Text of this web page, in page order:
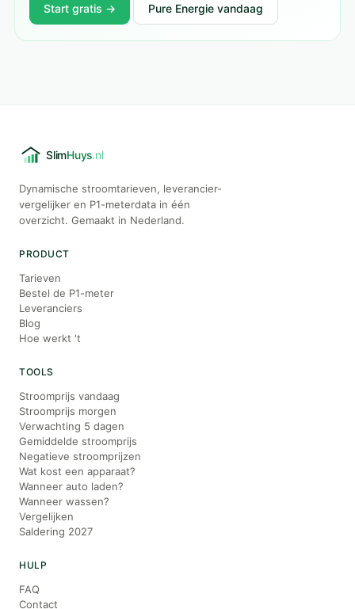
Start gratis → Pure Energie vandaag
Dynamische stroomtarieven, leverancier-
vergelijker en P1-meterdata in één
overzicht. Gemaakt in Nederland.
PRODUCT
Tarieven
Bestel de P1-meter
Leveranciers
Blog
Hoe werkt 't
TOOLS
Stroomprijs vandaag
Stroomprijs morgen
Verwachting 5 dagen
Gemiddelde stroomprijs
Negatieve stroomprijzen
Wat kost een apparaat?
Wanneer auto laden?
Wanneer wassen?
Vergelijken
Saldering 2027
HULP
FAQ
Contact